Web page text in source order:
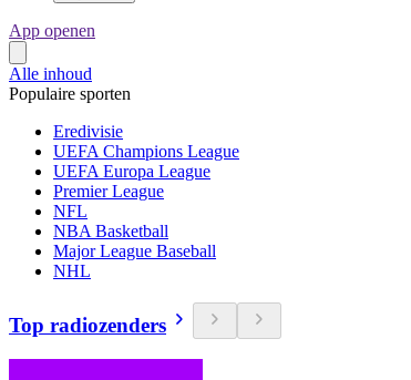
App openen
Alle inhoud
Populaire sporten
Eredivisie
UEFA Champions League
UEFA Europa League
Premier League
NFL
NBA Basketball
Major League Baseball
NHL
Top radiozenders